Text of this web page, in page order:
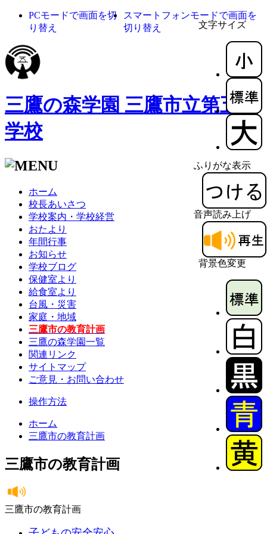
文字サイズ
ふりがな表示
音声読み上げ
背景色変更
PCモードで画面を切
り替え
スマートフォンモードで画面を
切り替え
三鷹の森学園 三鷹市立第五小
学校
ホーム
校長あいさつ
学校案内・学校経営
おたより
年間行事
お知らせ
学校ブログ
保健室より
給食室より
台風・災害
家庭・地域
三鷹市の教育計画
三鷹の森学園一覧
関連リンク
サイトマップ
ご意見・お問い合わせ
操作方法
ホーム
三鷹市の教育計画
三鷹市の教育計画
三鷹市の教育計画